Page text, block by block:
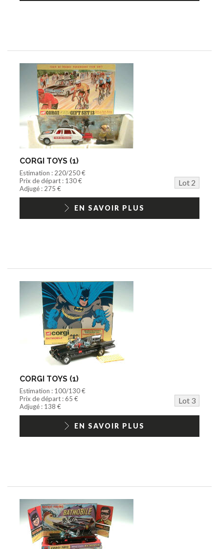
CORGI TOYS (1)
Estimation : 220/250 €
Prix de départ : 130 €
Lot 2
Adjugé : 275 €
EN SAVOIR PLUS
CORGI TOYS (1)
Estimation : 100/130 €
Prix de départ : 65 €
Lot 3
Adjugé : 138 €
EN SAVOIR PLUS